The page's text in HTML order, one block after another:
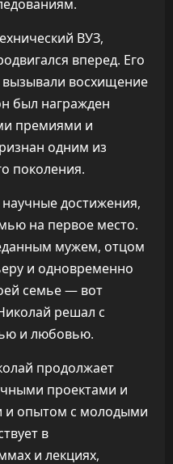
ВУЗ,
вперед. Его
вызывали восхищение
был награжден
премиями и
одним из
поколения.
достижения,
на первое место.
мужем, отцом
и одновременно
семье — вот
решал с
и любовью.
продолжает
проектами и
и опытом с молодыми
в
и лекциях,